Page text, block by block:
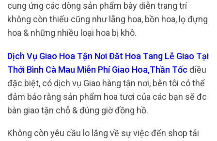
cung ứng các dòng sản phẩm bày diễn trang trí
không còn thiếu cũng như lẵng hoa, bồn hoa, lọ đựng
hoa & những nhiều loại hoa bị khô.
Dịch Vụ Giao Hoa Tận Nơi Đăt Hoa Tang Lễ Giao Tại
Thới Bình Cà Mau Miễn Phí Giao Hoa,Thần Tốc điều
đặc biệt, có dịch vụ Giao hàng tận nơi, bên tôi có thể
đảm bảo rằng sản phẩm hoa tươi của các bạn sẽ đc
bàn giao tận chỗ & đúng giờ đồng hồ.
Không còn yêu cầu lo lắng về sự việc đến shop tải